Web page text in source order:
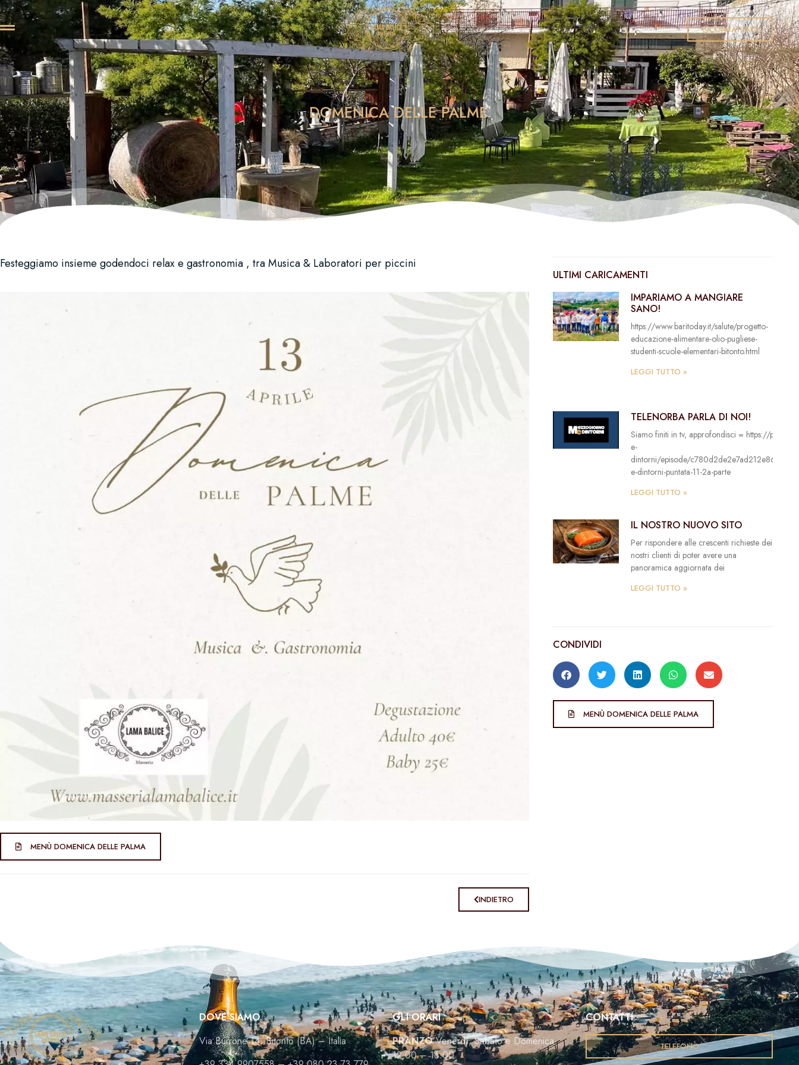
CONTATTACI
DOMENICA DELLE PALME
Festeggiamo insieme godendoci relax e gastronomia , tra Musica & Laboratori per piccini
MENÙ DOMENICA DELLE PALMA
INDIETRO
ULTIMI CARICAMENTI
IMPARIAMO A MANGIARE
SANO!
https://www.baritoday.it/salute/progetto-
educazione-alimentare-olio-pugliese-
studenti-scuole-elementari-bitonto.html
LEGGI TUTTO »
TELENORBA PARLA DI NOI!
Siamo finiti in tv, approfondisci = https://
e-
dintorni/episode/
e-dintorni-puntata-11-2a-parte
LEGGI TUTTO »
IL NOSTRO NUOVO SITO
Per rispondere alle crescenti richieste dei
nostri clienti di poter avere una
panoramica aggiornata dei
LEGGI TUTTO »
CONDIVIDI
MENÙ DOMENICA DELLE PALMA
DOVE SIAMO
Via Burrone 14, Bitonto (BA) – Italia
GLI ORARI
PRANZOVenerdì, Sabato e Domenica
12:00 – 16:00
CONTATTI
TELEFONO